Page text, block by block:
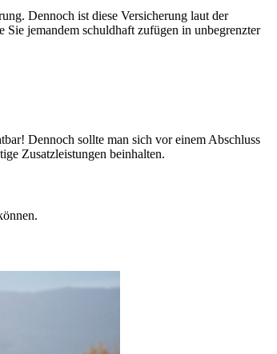
Dennoch ist diese Versicherung laut der
jemandem schuldhaft zufügen in unbegrenzter
Dennoch sollte man sich vor einem Abschluss
Zusatzleistungen beinhalten.